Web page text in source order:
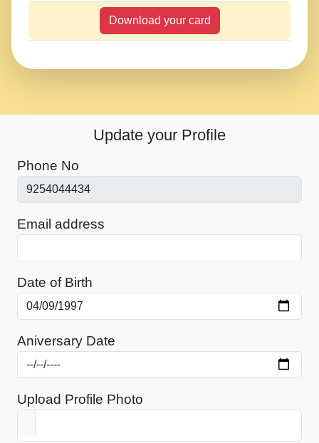
Download your card
Update your Profile
Phone No
Email address
Date of Birth
Aniversary Date
Upload Profile Photo